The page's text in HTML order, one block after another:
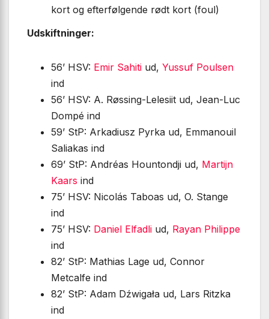
kort og efterfølgende rødt kort (foul)
Udskiftninger:
56’ HSV: Emir Sahiti ud, Yussuf Poulsen
ind
56’ HSV: A. Røssing-Lelesiit ud, Jean-Luc
Dompé ind
59’ StP: Arkadiusz Pyrka ud, Emmanouil
Saliakas ind
69’ StP: Andréas Hountondji ud, Martijn
Kaars ind
75’ HSV: Nicolás Taboas ud, O. Stange
ind
75’ HSV: Daniel Elfadli ud, Rayan Philippe
ind
82’ StP: Mathias Lage ud, Connor
Metcalfe ind
82’ StP: Adam Dźwigała ud, Lars Ritzka
ind